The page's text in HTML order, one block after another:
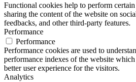
Functional cookies help to perform
sharing the content of the website on
feedbacks, and other third-party features.
Performance
Performance
Performance cookies are used to
performance indexes of the website
better user experience for the visitors.
Analytics